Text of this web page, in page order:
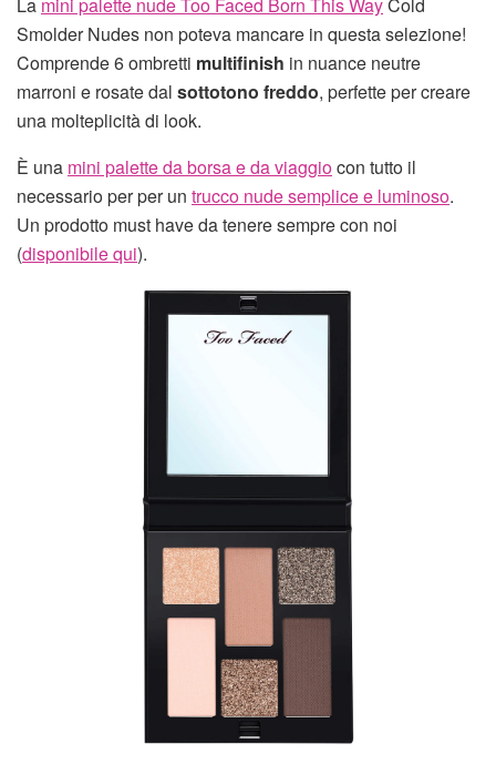
Smolder Nudes non poteva mancare in questa selezione!
Comprende 6 ombretti multifinish in nuance neutre
marroni e rosate dal sottotono freddo, perfette per creare
una molteplicità di look.
È una mini palette da borsa e da viaggiocon tutto il
necessario per per un trucco nude semplice e luminoso.
Un prodotto must have da tenere sempre con noi
(disponibile qui).